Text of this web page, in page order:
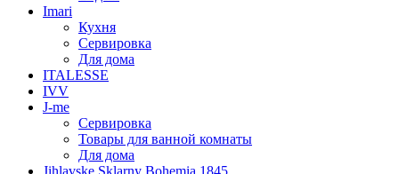
Imari
Кухня
Сервировка
Для дома
ITALESSE
IVV
J-me
Сервировка
Товары для ванной комнаты
Для дома